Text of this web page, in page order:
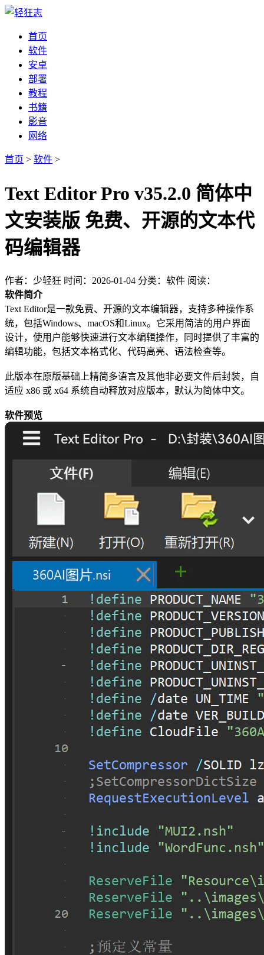
首页
软件
安卓
部署
教程
书籍
影音
网络
首页 > 软件 >
Text Editor Pro v35.2.0 简体中
文安装版 免费、开源的文本代
码编辑器
作者：少轻狂 时间：2026-01-04 分类：软件 阅读：
软件简介
Text Editor是一款免费、开源的文本编辑器，支持多种操作系
统，包括Windows、macOS和Linux。它采用简洁的用户界面
设计，使用户能够快速进行文本编辑操作，同时提供了丰富的
编辑功能，包括文本格式化、代码高亮、语法检查等。
此版本在原版基础上精简多语言及其他非必要文件后封装，自
适应 x86 或 x64 系统自动释放对应版本，默认为简体中文。
软件预览